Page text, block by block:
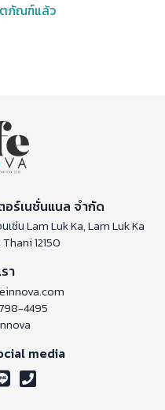
ภัณฑ์แล้ว
อร์เนชั่นแนล จำกัด
ซ่น Lam Luk Ka, Lam Luk Ka
12150
า
4495
media